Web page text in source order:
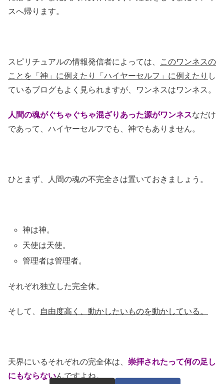
スへ帰ります。
スピリチュアルの情報発信者によっては、
このワンネスの
ことを「神」に例えたり「ハイヤーセルフ」に例えたり し
ているブログもよく見られますが、ワンネスはワンネス。
人間の魂がぐちゃぐちゃ混ざりあった源がワンネスなだけ
であって、ハイヤーセルフでも、神でもありません。
ひとまず、人間の魂の不完全さは置いておきましょう。
神は神。
天使は天使。
管理者は管理者。
それぞれ独立した完全体。
そして、 自由度高く、動かしたいものを動かしている。
天界にいるそれぞれの完全体は、 崇拝されたって何の足し
にもならないんですよね。